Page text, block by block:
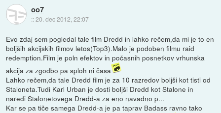
oo7
::20. dec 2012, 22:07
Evo zdaj sem pogledal tale film Dredd in lahko rečem,da mi je to en
boljših akcijskih filmov letos(Top3).Malo je podoben filmu raid
redemption.Film je poln efektov in počasnih posnetkov vrhunska
akcija za zgodbo pa sploh ni časa
Lahko rečem,da tale Dredd film je za 10 razredov boljši kot tisti od
Staloneta.Tudi Karl Urban je dosti boljši Dredd kot Stalone in
naredi Stalonetovega Dredd-a za eno navadno p...
Kar se pa tiče samega Dredd-a je pa taprav Badass ravno tako